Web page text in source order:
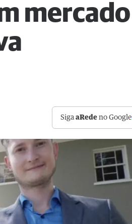
mercado
SigaaRede no Google